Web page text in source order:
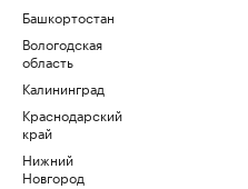
Башкортостан
Вологодская
область
Калининград
Краснодарский
край
Нижний
Новгород